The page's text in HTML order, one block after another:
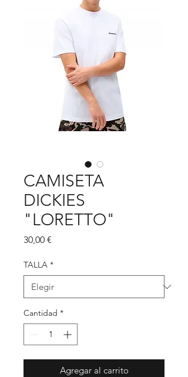
CAMISETA
DICKIES
"LORETTO"
30,00 €
TALLA *
Cantidad *
Agregar al carrito